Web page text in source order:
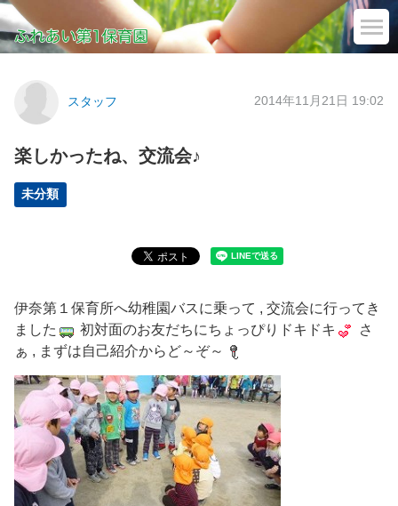
スタッフ 2014年11月21日 19:02
楽しかったね、交流会♪
未分類
伊奈第１保育所へ幼稚園バスに乗って , 交流会に行ってき
ました
初対面のお友だちにちょっぴりドキドキ
さ
ぁ , まずは自己紹介からど～ぞ～